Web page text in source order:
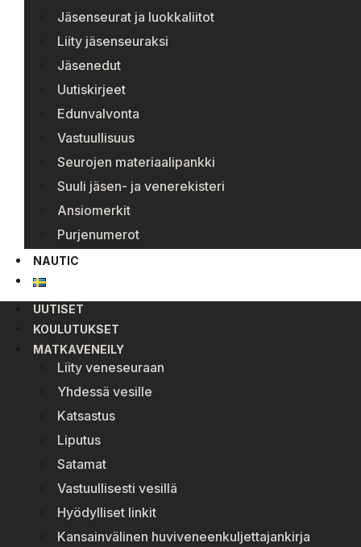
Jäsenseurat ja luokkaliitot
Liity jäsenseuraksi
Jäsenedut
Uutiskirjeet
Edunvalvonta
Vastuullisuus
Seurojen materiaalipankki
Suuli jäsen- ja venerekisteri
Ansiomerkit
Purjenumerot
NAUTIC
UUTISET
KOULUTUKSET
MATKAVENEILY
Liity veneseuraan
Yhdessä vesille
Katsastus
Liputus
Satamat
Vastuullisesti vesillä
Hyödylliset linkit
Kansainvälinen huviveneenkuljettajankirja